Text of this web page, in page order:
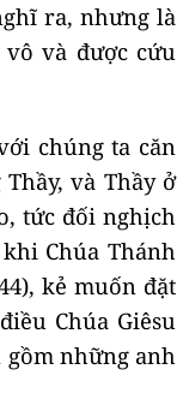
ra, nhưng là
và được cứu
chúng ta căn
và Thầy ở
tức đối nghịch
Chúa Thánh
kẻ muốn đặt
Chúa Giêsu
những anh